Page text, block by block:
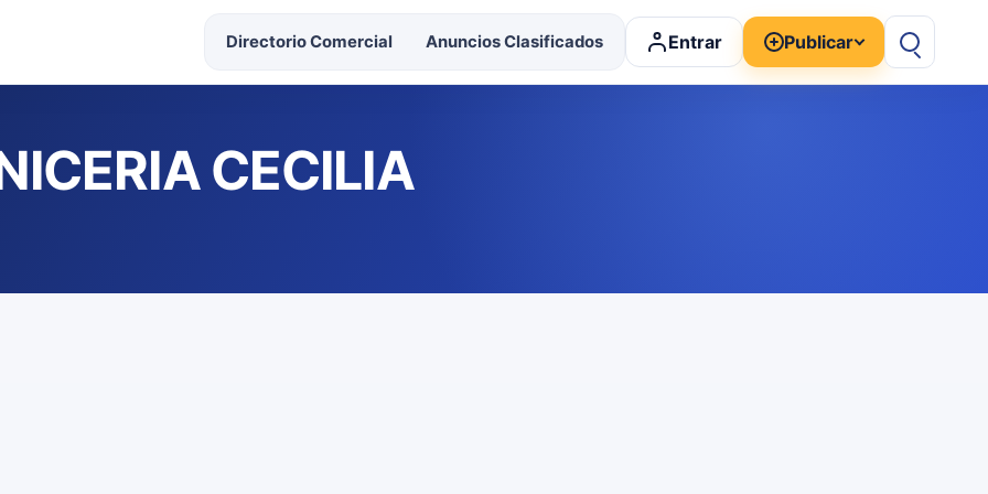
Directorio Comercial Anuncios Clasificados Entrar Publicar
CECILIA